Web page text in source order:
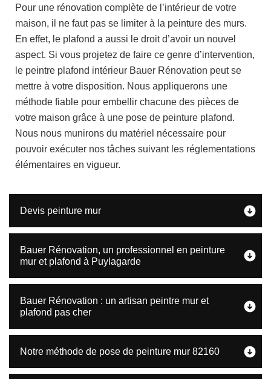
Pour une rénovation complète de l’intérieur de votre
maison, il ne faut pas se limiter à la peinture des murs.
En effet, le plafond a aussi le droit d’avoir un nouvel
aspect. Si vous projetez de faire ce genre d’intervention,
le peintre plafond intérieur Bauer Rénovation peut se
mettre à votre disposition. Nous appliquerons une
méthode fiable pour embellir chacune des pièces de
votre maison grâce à une pose de peinture plafond.
Nous nous munirons du matériel nécessaire pour
pouvoir exécuter nos tâches suivant les réglementations
élémentaires en vigueur.
Devis peinture mur
Bauer Rénovation, un professionnel en peinture
mur et plafond à Puylagarde
Bauer Rénovation : un artisan peintre mur et
plafond pas cher
Notre méthode de pose de peinture mur 82160